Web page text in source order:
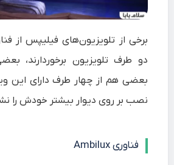
دو طرف تلویزیون برخوردارند،
بعضی هم از چهار طرف دارای این
نصب بر روی دیوار بیشتر خودش را
فناوری Ambilux